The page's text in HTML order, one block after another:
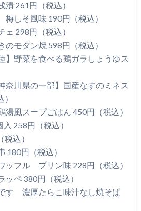
漬 261円（税込）
しそ風味 190円（税込）
ェ 298円（税込）
のモダン焼 598円（税込）
】野菜を食べる鶏ガラしょうゆス
奈川県の一部】国産なすのミネス
湯風スープごはん 450円（税込）
258円（税込）
税込）
180円（税込）
ッフル プリン味 228円（税込）
ッペ 380円（税込）
す 濃厚たらこ味汁なし焼そば